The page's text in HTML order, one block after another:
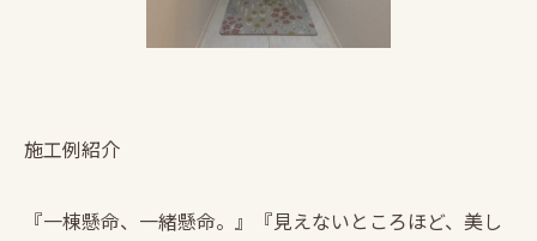
施工例紹介
『一棟懸命、一緒懸命。』『見えないところほど、美し